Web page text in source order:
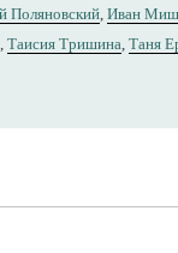
Поляновский, Иван
, Таисия Тришина, Таня